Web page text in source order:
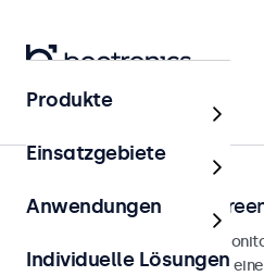
Startseite
Panel-Mount
Panel-Mount-Touchscreen-
robusten Metallgehäuse und
Produkte
Einsatzgebiete
Anwendungen
Individuelle Lösungen